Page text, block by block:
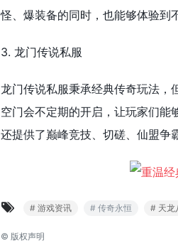
怪、爆装备的同时，也能够体验到
3. 龙门传说私服
龙门传说私服秉承经典传奇玩法，
空门会不定期的开启，让玩家们能
还提供了巅峰竞技、切磋、仙盟争
# 游戏资讯 # 传奇永恒 # 天龙
© 版权声明